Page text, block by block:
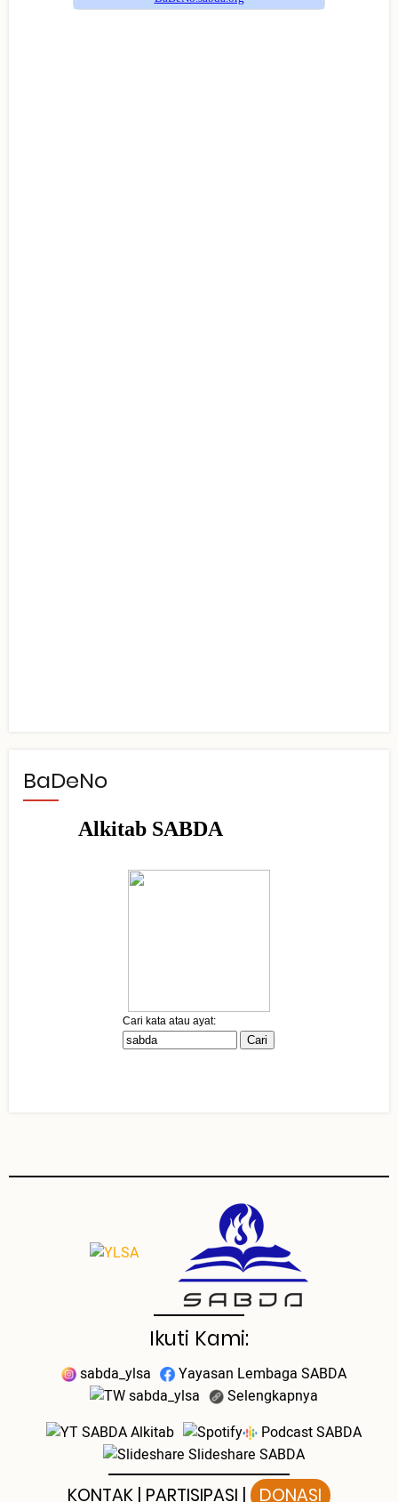
BaDeNo
Ikuti Kami:
sabda_ylsa
Yayasan Lembaga SABDA
sabda_ylsa
Selengkapnya
SABDA Alkitab
Podcast SABDA
Slideshare SABDA
KONTAK PARTISIPASI DONASI